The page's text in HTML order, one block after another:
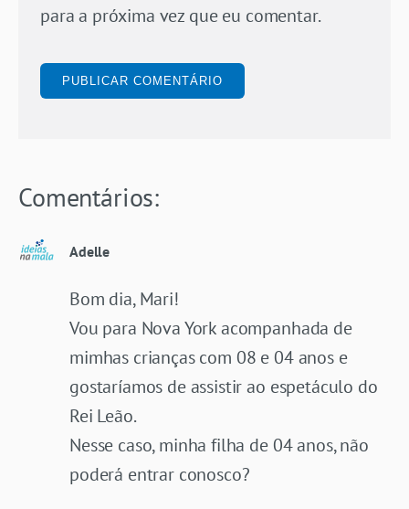
para a próxima vez que eu comentar.
Comentários:
Adelle
Bom dia, Mari!
Vou para Nova York acompanhada de
mimhas crianças com 08 e 04 anos e
gostaríamos de assistir ao espetáculo do
Rei Leão.
Nesse caso, minha filha de 04 anos, não
poderá entrar conosco?